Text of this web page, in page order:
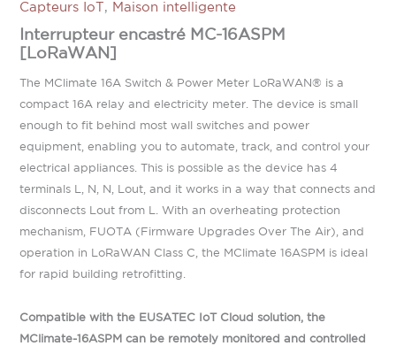
Capteurs IoT , Maison intelligente
Interrupteur encastré MC-16ASPM
[LoRaWAN]
The MClimate 16A Switch & Power Meter LoRaWAN® is a
compact 16A relay and electricity meter. The device is small
enough to fit behind most wall switches and power
equipment, enabling you to automate, track, and control your
electrical appliances. This is possible as the device has 4
terminals L, N, N, Lout, and it works in a way that connects and
disconnects Lout from L. With an overheating protection
mechanism, FUOTA (Firmware Upgrades Over The Air), and
operation in LoRaWAN Class C, the MClimate 16ASPM is ideal
for rapid building retrofitting.
Compatible with the EUSATEC IoT Cloud solution, the
MClimate-16ASPM can be remotely monitored and controlled